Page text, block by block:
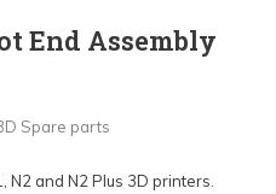
End Assembly
Spare parts
N2 and N2 Plus 3D printers.